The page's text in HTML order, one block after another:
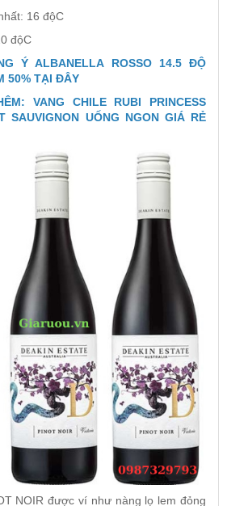
16 độC
độC
Ý ALBANELLA ROSSO 14.5 ĐỘ
50% TẠI ĐÂY
VANG CHILE RUBI PRINCESS
SAUVIGNON UỐNG NGON GIÁ RẺ
NOIR được ví như nàng lọ lem đỏng